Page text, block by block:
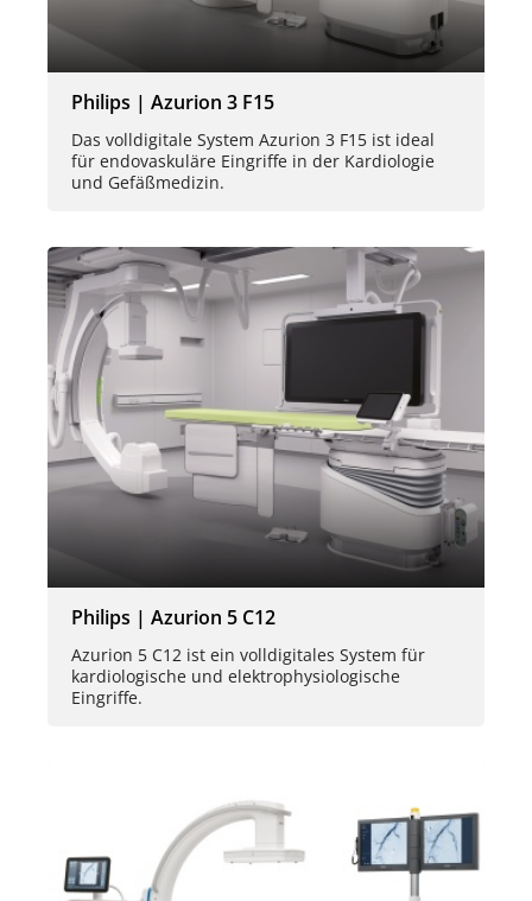
Philips | Azurion 3 F15
Das volldigitale System Azurion 3 F15 ist ideal
für endovaskuläre Eingriffe in der Kardiologie
und Gefäßmedizin.
Philips | Azurion 5 C12
Azurion 5 C12 ist ein volldigitales System für
kardiologische und elektrophysiologische
Eingriffe.